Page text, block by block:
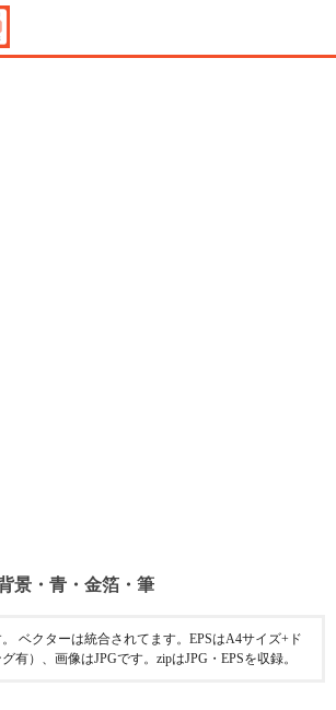
景・青・金箔・筆
ベクターは統合されてます。EPSはA4サイズ+ド
有）、画像はJPGです。zipはJPG・EPSを収録。